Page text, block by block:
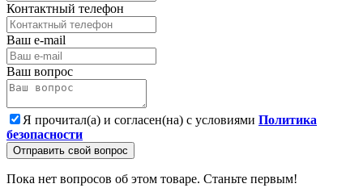
Контактный телефон
Ваш e-mail
Ваш вопрос
Я прочитал(а) и согласен(на) с условиями Политика
безопасности
Отправить свой вопрос
Пока нет вопросов об этом товаре. Станьте первым!